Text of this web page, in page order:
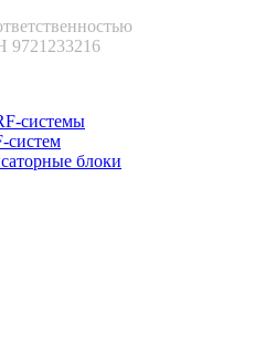
cистемы
cистем
блоки